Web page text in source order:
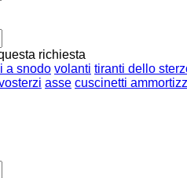
richiesta
a snodo volanti tiranti dello
asse cuscinetti